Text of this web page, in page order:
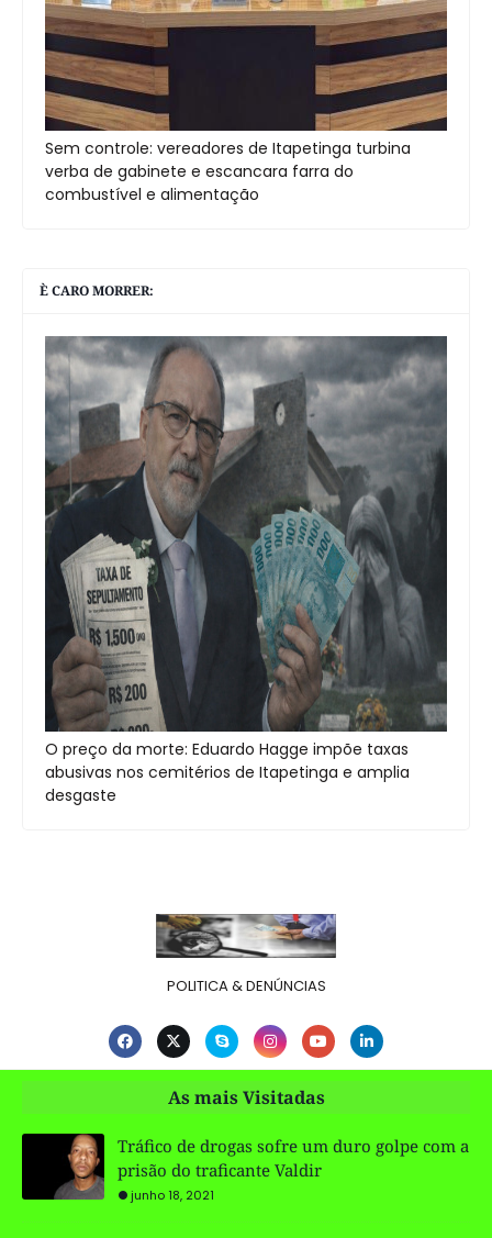
Sem controle: vereadores de Itapetinga turbina
verba de gabinete e escancara farra do
combustível e alimentação
È CARO MORRER:
O preço da morte: Eduardo Hagge impõe taxas
abusivas nos cemitérios de Itapetinga e amplia
desgaste
POLITICA & DENÚNCIAS
As mais Visitadas
Tráfico de drogas sofre um duro golpe com a
prisão do traficante Valdir
junho 18, 2021